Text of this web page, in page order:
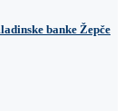
banke Žepče